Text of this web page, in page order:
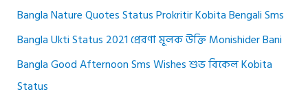
Bangla Nature Quotes Status Prokritir Kobita Bengali Sms
Bangla Ukti Status 2021 প্রেরণা মূলক উক্তি Monishider Bani
Bangla Good Afternoon Sms Wishes শুভ বিকেল Kobita
Status